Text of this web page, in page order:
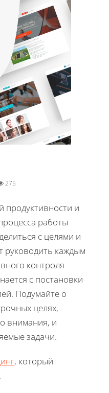
275
продуктивности и
работы
с целями и
руководить каждым
контроля
с постановки
Подумайте о
целях,
внимания, и
задачи.
, который